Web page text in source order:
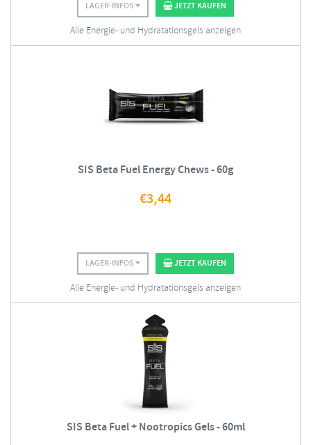
LAGER-INFOS JETZT KAUFEN
Alle Energie- und Hydratationsgels anzeigen
SIS Beta Fuel Energy Chews - 60g
€3,44
LAGER-INFOS JETZT KAUFEN
Alle Energie- und Hydratationsgels anzeigen
SIS Beta Fuel + Nootropics Gels - 60ml